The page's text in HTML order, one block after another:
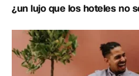
¿un lujo que los hoteles no